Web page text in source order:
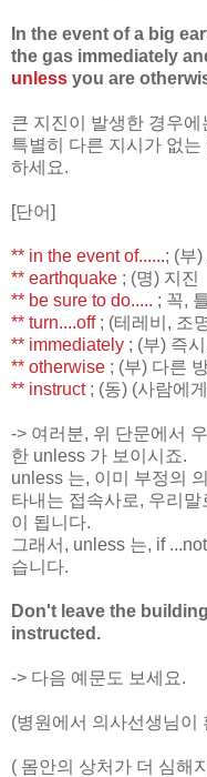
In the event of a big
the gas immediately
unless you are
큰 지진이 발생한 경우
특별히 다른 지시가 없
하세요.
[단어]
** in the event of......; (부
** earthquake ; (명) 지진
** be sure to do..... ; 꼭,
** turn....off; (테레비, 조
** immediately ; (부) 즉
** otherwise ; (부) 다른
** instruct; (동) (사람에
-> 여러분, 위 단문에서
한 unless 가 보이시죠.
unless 는, 이미 부정의
타내는 접속사로, 우리
이 됩니다.
그래서, unless 는, if
습니다.
Don't leave the building
instructed.
-> 다음 예문도 보세요.
(병원에서 의사선생님이
( 몸안의 상처가 더 심해